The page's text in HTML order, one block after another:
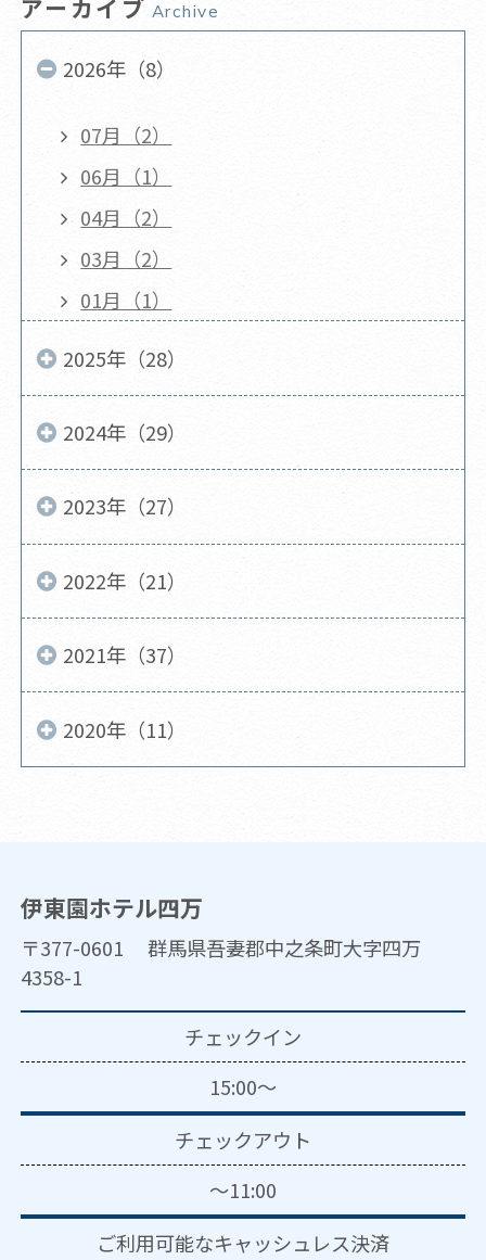
アーカイブ Archive
2026年（8）
07月（2）
06月（1）
04月（2）
03月（2）
01月（1）
2025年（28）
2024年（29）
2023年（27）
2022年（21）
2021年（37）
2020年（11）
伊東園ホテル四万
〒377-0601 群馬県吾妻郡中之条町大字四万
4358-1
チェックイン
15:00～
チェックアウト
～11:00
ご利用可能なキャッシュレス決済